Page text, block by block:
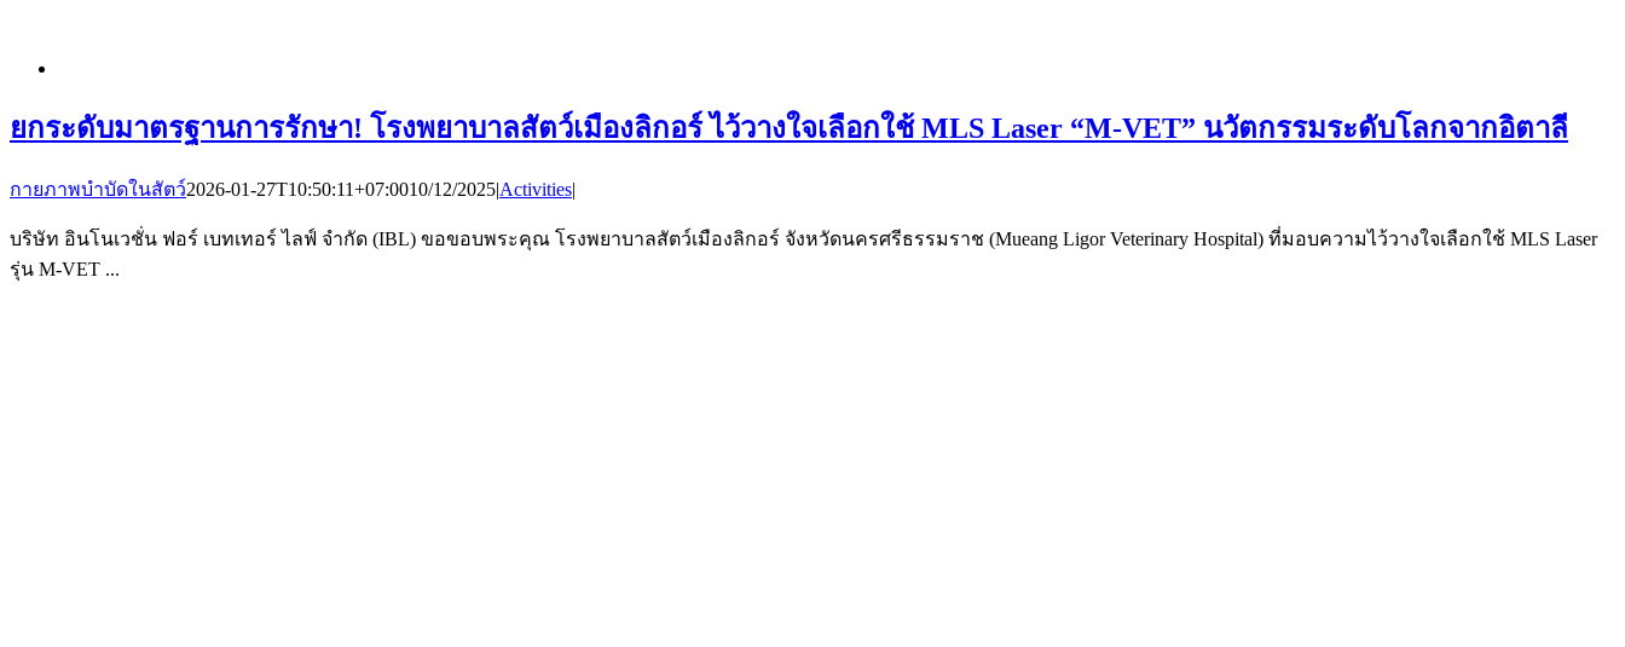
ยกระดับมาตรฐานการรักษา! โรงพยาบาลสัตว์เมืองลิกอร์ ไว้วางใจเลือกใช้ MLS Laser “M-VET” นวัตกรรมระดับโลกจากอิตาลี
กายภาพบำบัดในสัตว์2026-01-27T10:50:11+07:0010/12/2025|Activities|
บริษัท อินโนเวชั่น ฟอร์ เบทเทอร์ ไลฟ์ จำกัด (IBL) ขอขอบพระคุณ โรงพยาบาลสัตว์เมืองลิกอร์ จังหวัดนครศรีธรรมราช (Mueang Ligor Veterinary Hospital) ที่มอบความไว้วางใจเลือกใช้ MLS Laser
รุ่น M-VET ...